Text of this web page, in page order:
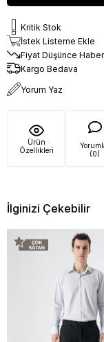
Kritik Stok
İstek Listeme Ekle
Fiyat Düşünce
Kargo Bedava
Yorum Yaz
Ürün
Özellikleri
(0)
İlginizi Çekebilir